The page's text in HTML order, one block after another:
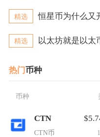
精选 恒星币为什么又
精选 以太坊就是以太
热门 币种
币种
CTN
CTN币